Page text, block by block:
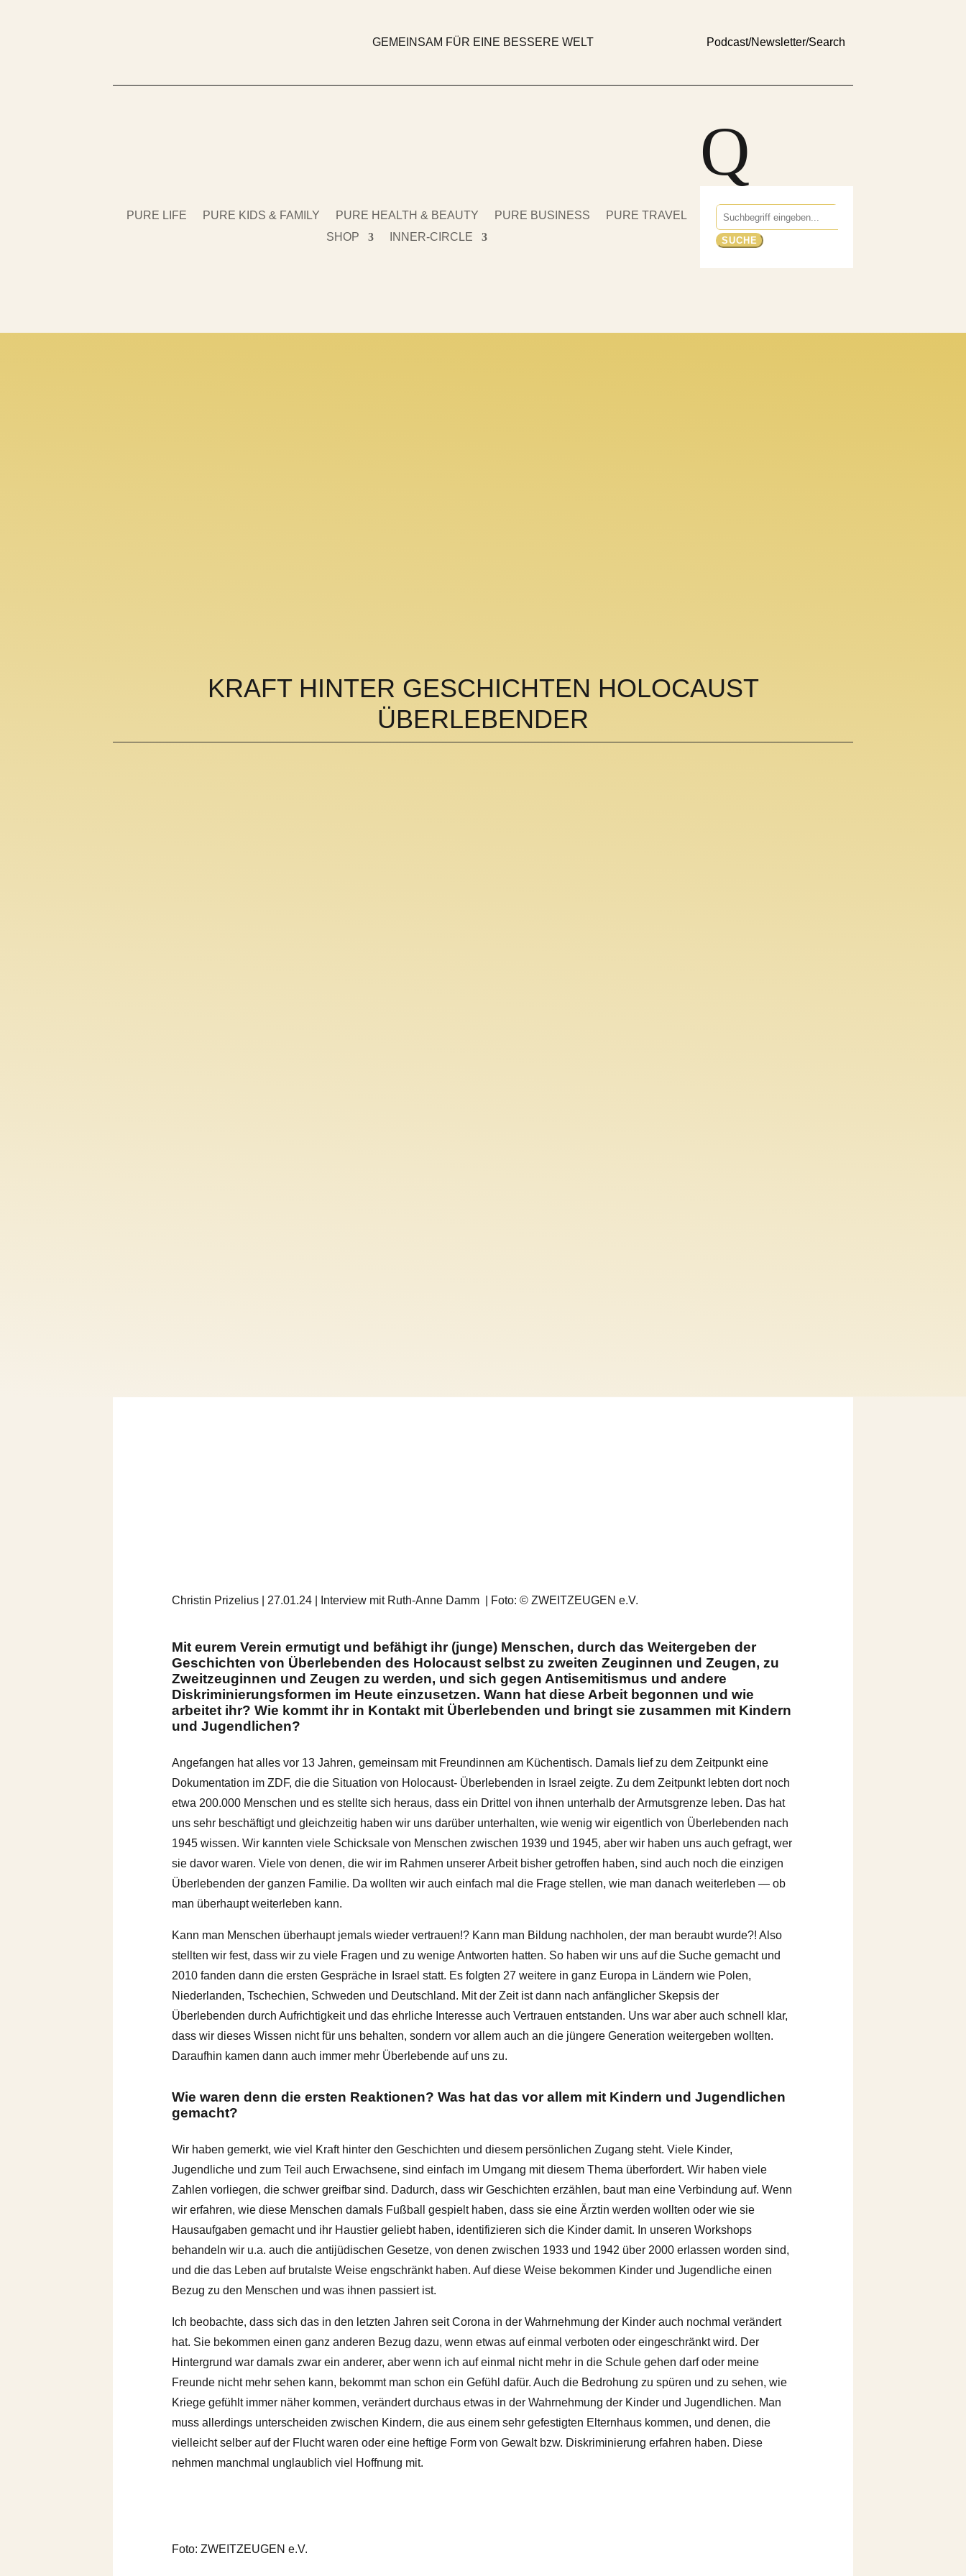
GEMEINSAM FÜR EINE BESSERE WELT Podcast/Newsletter/Search
PURE LIFE PURE KIDS & FAMILY PURE HEALTH & BEAUTY PURE BUSINESS
PURE TRAVEL
SHOP
INNER-CIRCLE
Q
Suchen
nach:
KRAFT HINTER GESCHICHTEN HOLOCAUST
ÜBERLEBENDER
Christin Prizelius | 27.01.24 | Interview mit Ruth-Anne Damm | Foto: © ZWEITZEUGEN e.V.
Mit eurem Verein ermutigt und befähigt ihr (junge) Menschen, durch das Weitergeben der
Geschichten von Überlebenden des Holocaust selbst zu zweiten Zeuginnen und Zeugen, zu
Zweitzeuginnen und Zeugen zu werden, und sich gegen Antisemitismus und andere
Diskriminierungsformen im Heute einzusetzen. Wann hat diese Arbeit begonnen und wie
arbeitet ihr? Wie kommt ihr in Kontakt mit Überlebenden und bringt sie zusammen mit Kindern
und Jugendlichen?
Angefangen hat alles vor 13 Jahren, gemeinsam mit Freundinnen am Küchentisch. Damals lief zu dem Zeitpunkt eine
Dokumentation im ZDF, die die Situation von Holocaust- Überlebenden in Israel zeigte. Zu dem Zeitpunkt lebten dort noch
etwa 200.000 Menschen und es stellte sich heraus, dass ein Drittel von ihnen unterhalb der Armutsgrenze leben. Das hat
uns sehr beschäftigt und gleichzeitig haben wir uns darüber unterhalten, wie wenig wir eigentlich von Überlebenden nach
1945 wissen. Wir kannten viele Schicksale von Menschen zwischen 1939 und 1945, aber wir haben uns auch gefragt, wer
sie davor waren. Viele von denen, die wir im Rahmen unserer Arbeit bisher getroffen haben, sind auch noch die einzigen
Überlebenden der ganzen Familie. Da wollten wir auch einfach mal die Frage stellen, wie man danach weiterleben — ob
man überhaupt weiterleben kann.
Kann man Menschen überhaupt jemals wieder vertrauen!? Kann man Bildung nachholen, der man beraubt wurde?! Also
stellten wir fest, dass wir zu viele Fragen und zu wenige Antworten hatten. So haben wir uns auf die Suche gemacht und
2010 fanden dann die ersten Gespräche in Israel statt. Es folgten 27 weitere in ganz Europa in Ländern wie Polen,
Niederlanden, Tschechien, Schweden und Deutschland. Mit der Zeit ist dann nach anfänglicher Skepsis der
Überlebenden durch Aufrichtigkeit und das ehrliche Interesse auch Vertrauen entstanden. Uns war aber auch schnell klar,
dass wir dieses Wissen nicht für uns behalten, sondern vor allem auch an die jüngere Generation weitergeben wollten.
Daraufhin kamen dann auch immer mehr Überlebende auf uns zu.
Wie waren denn die ersten Reaktionen? Was hat das vor allem mit Kindern und Jugendlichen
gemacht?
Wir haben gemerkt, wie viel Kraft hinter den Geschichten und diesem persönlichen Zugang steht. Viele Kinder,
Jugendliche und zum Teil auch Erwachsene, sind einfach im Umgang mit diesem Thema überfordert. Wir haben viele
Zahlen vorliegen, die schwer greifbar sind. Dadurch, dass wir Geschichten erzählen, baut man eine Verbindung auf. Wenn
wir erfahren, wie diese Menschen damals Fußball gespielt haben, dass sie eine Ärztin werden wollten oder wie sie
Hausaufgaben gemacht und ihr Haustier geliebt haben, identifizieren sich die Kinder damit. In unseren Workshops
behandeln wir u.a. auch die antijüdischen Gesetze, von denen zwischen 1933 und 1942 über 2000 erlassen worden sind,
und die das Leben auf brutalste Weise engschränkt haben. Auf diese Weise bekommen Kinder und Jugendliche einen
Bezug zu den Menschen und was ihnen passiert ist.
Ich beobachte, dass sich das in den letzten Jahren seit Corona in der Wahrnehmung der Kinder auch nochmal verändert
hat. Sie bekommen einen ganz anderen Bezug dazu, wenn etwas auf einmal verboten oder eingeschränkt wird. Der
Hintergrund war damals zwar ein anderer, aber wenn ich auf einmal nicht mehr in die Schule gehen darf oder meine
Freunde nicht mehr sehen kann, bekommt man schon ein Gefühl dafür. Auch die Bedrohung zu spüren und zu sehen, wie
Kriege gefühlt immer näher kommen, verändert durchaus etwas in der Wahrnehmung der Kinder und Jugendlichen. Man
muss allerdings unterscheiden zwischen Kindern, die aus einem sehr gefestigten Elternhaus kommen, und denen, die
vielleicht selber auf der Flucht waren oder eine heftige Form von Gewalt bzw. Diskriminierung erfahren haben. Diese
nehmen manchmal unglaublich viel Hoffnung mit.
Foto: ZWEITZEUGEN e.V.